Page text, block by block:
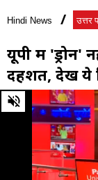
Hindi News उत्तर
यूपी में 'ड्रोन'
दहशत, देखें ये
0
of
minutes,
seconds